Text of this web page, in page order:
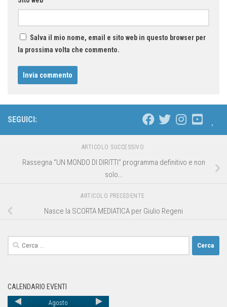
Salva il mio nome, email e sito web in questo browser per
la prossima volta che commento.
SEGUICI:
ARTICOLO SUCCESSIVO
Rassegna “UN MONDO DI DIRITTI” programma definitivo e non
solo…
ARTICOLO PRECEDENTE
Nasce la SCORTA MEDIATICA per Giulio Regeni
CALENDARIO EVENTI
Agosto